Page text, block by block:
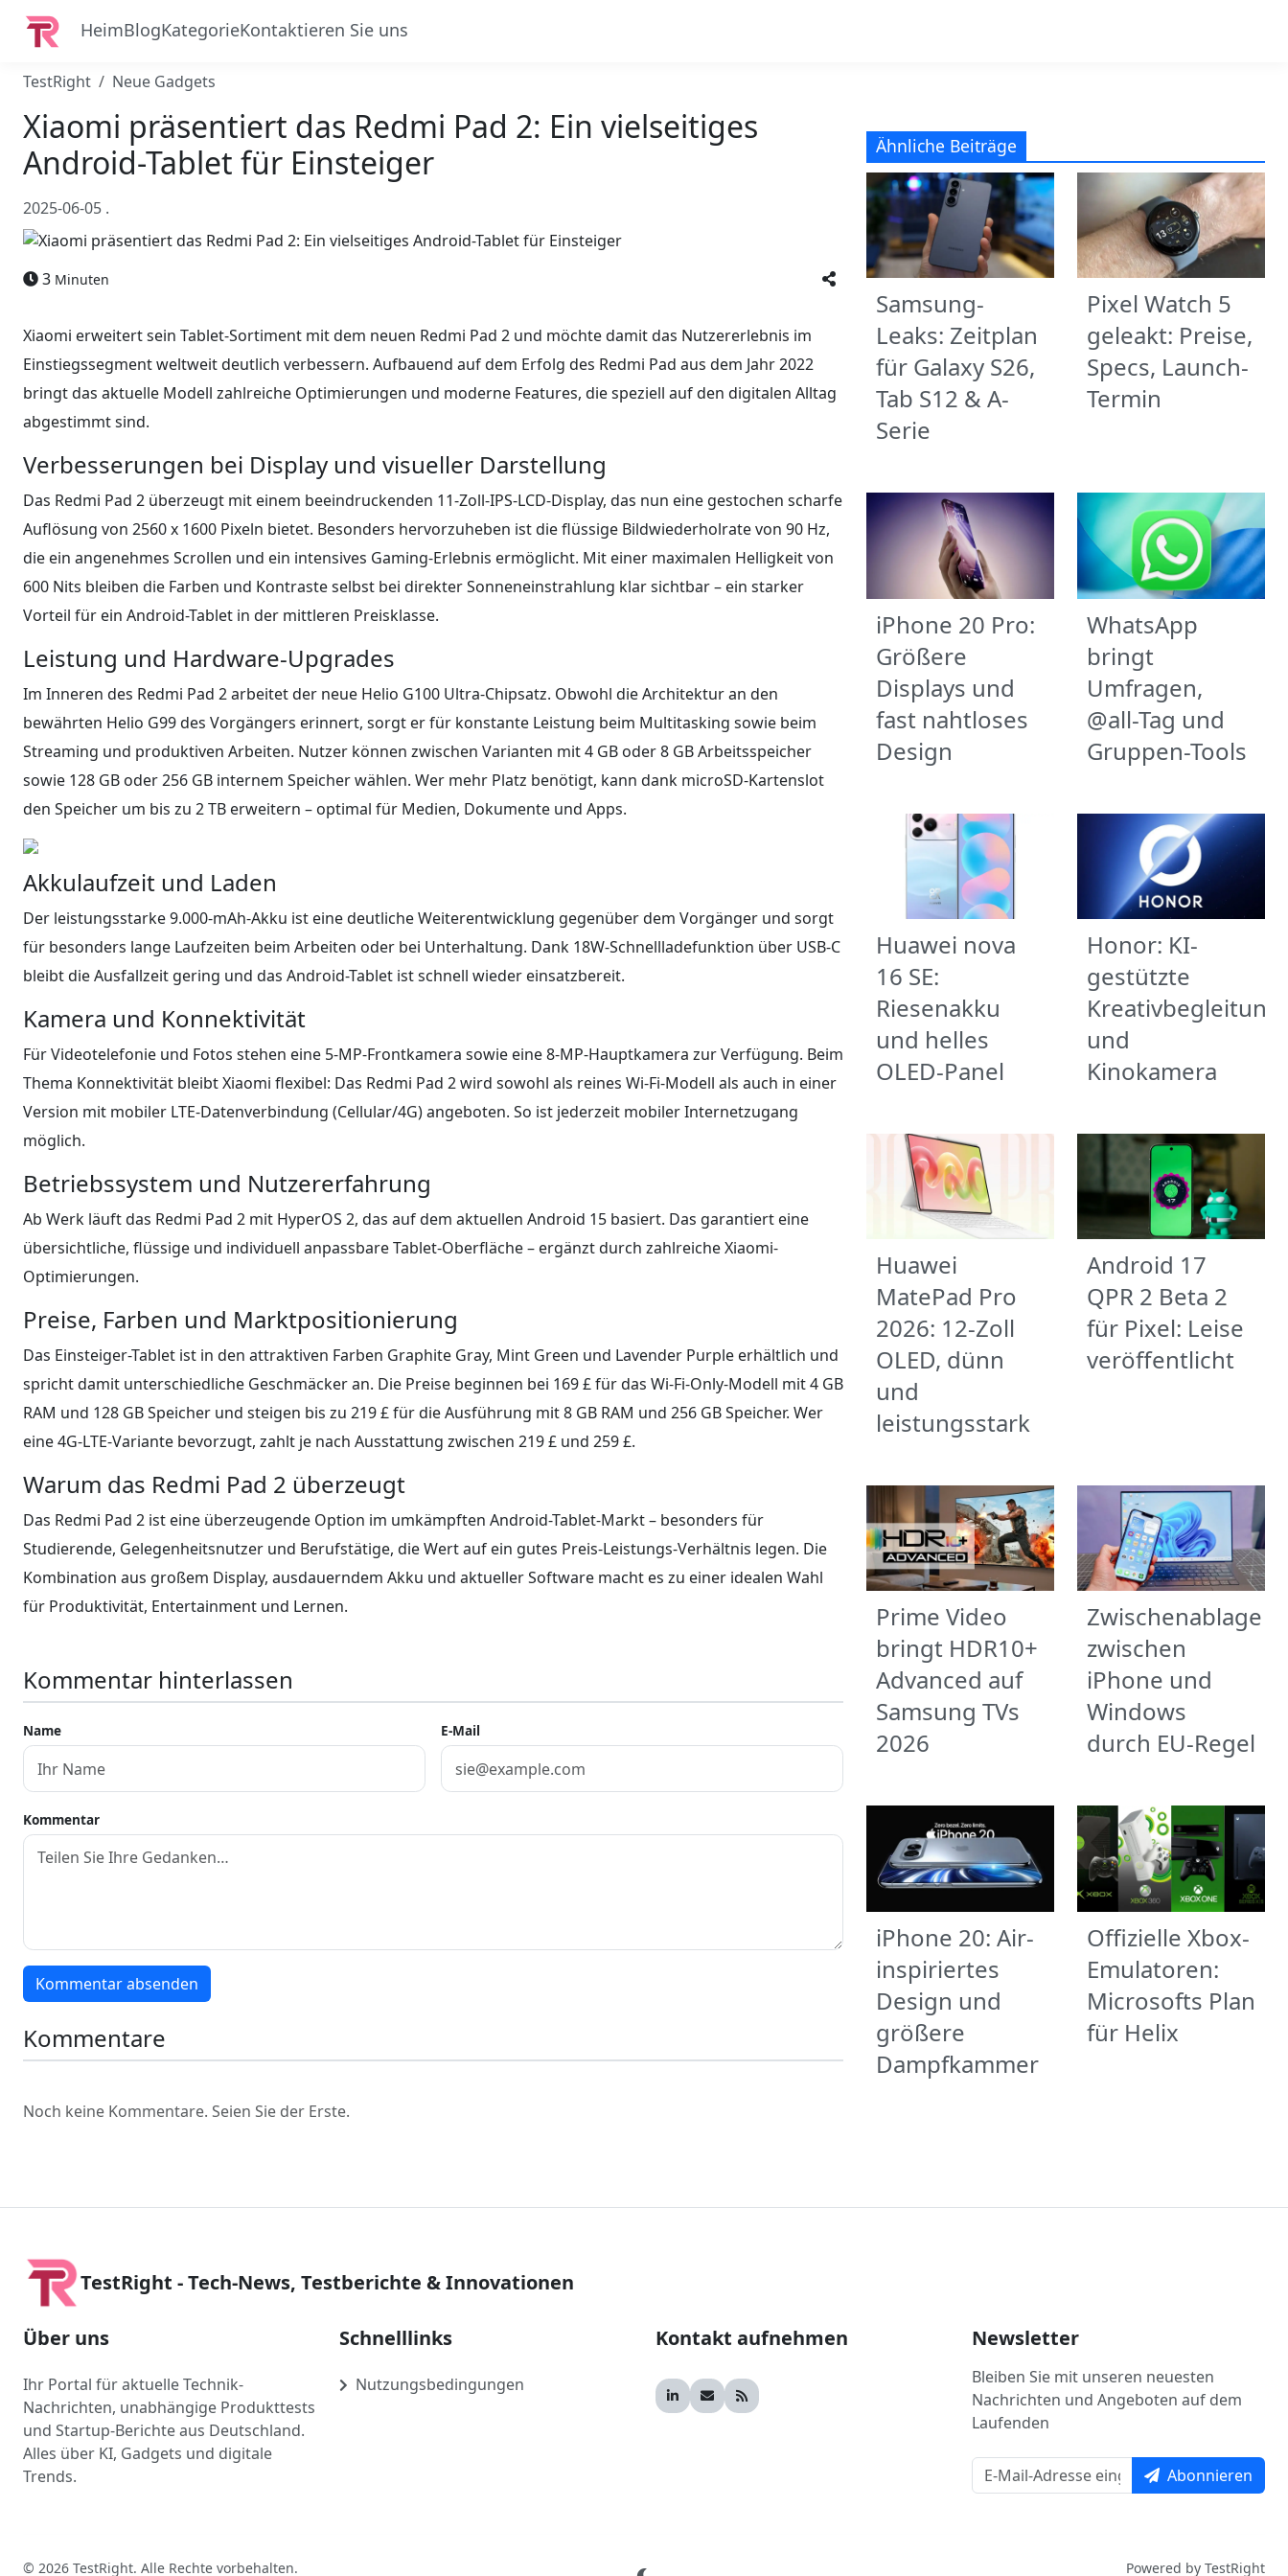
HeimBlogKategorieKontaktieren Sie uns
TestRight Neue Gadgets
Xiaomi präsentiert das Redmi Pad 2: Ein vielseitiges
Android-Tablet für Einsteiger
2025-06-05 .
3 Minuten
Xiaomi erweitert sein Tablet-Sortiment mit dem neuen Redmi Pad 2 und möchte damit das Nutzererlebnis im
Einstiegssegment weltweit deutlich verbessern. Aufbauend auf dem Erfolg des Redmi Pad aus dem Jahr 2022
bringt das aktuelle Modell zahlreiche Optimierungen und moderne Features, die speziell auf den digitalen Alltag
abgestimmt sind.
Verbesserungen bei Display und visueller Darstellung
Das Redmi Pad 2 überzeugt mit einem beeindruckenden 11-Zoll-IPS-LCD-Display, das nun eine gestochen scharfe
Auflösung von 2560 x 1600 Pixeln bietet. Besonders hervorzuheben ist die flüssige Bildwiederholrate von 90 Hz,
die ein angenehmes Scrollen und ein intensives Gaming-Erlebnis ermöglicht. Mit einer maximalen Helligkeit von
600 Nits bleiben die Farben und Kontraste selbst bei direkter Sonneneinstrahlung klar sichtbar – ein starker
Vorteil für ein Android-Tablet in der mittleren Preisklasse.
Leistung und Hardware-Upgrades
Im Inneren des Redmi Pad 2 arbeitet der neue Helio G100 Ultra-Chipsatz. Obwohl die Architektur an den
bewährten Helio G99 des Vorgängers erinnert, sorgt er für konstante Leistung beim Multitasking sowie beim
Streaming und produktiven Arbeiten. Nutzer können zwischen Varianten mit 4 GB oder 8 GB Arbeitsspeicher
sowie 128 GB oder 256 GB internem Speicher wählen. Wer mehr Platz benötigt, kann dank microSD-Kartenslot
den Speicher um bis zu 2 TB erweitern – optimal für Medien, Dokumente und Apps.
Akkulaufzeit und Laden
Der leistungsstarke 9.000-mAh-Akku ist eine deutliche Weiterentwicklung gegenüber dem Vorgänger und sorgt
für besonders lange Laufzeiten beim Arbeiten oder bei Unterhaltung. Dank 18W-Schnellladefunktion über USB-C
bleibt die Ausfallzeit gering und das Android-Tablet ist schnell wieder einsatzbereit.
Kamera und Konnektivität
Für Videotelefonie und Fotos stehen eine 5-MP-Frontkamera sowie eine 8-MP-Hauptkamera zur Verfügung. Beim
Thema Konnektivität bleibt Xiaomi flexibel: Das Redmi Pad 2 wird sowohl als reines Wi-Fi-Modell als auch in einer
Version mit mobiler LTE-Datenverbindung (Cellular/4G) angeboten. So ist jederzeit mobiler Internetzugang
möglich.
Betriebssystem und Nutzererfahrung
Ab Werk läuft das Redmi Pad 2 mit HyperOS 2, das auf dem aktuellen Android 15 basiert. Das garantiert eine
übersichtliche, flüssige und individuell anpassbare Tablet-Oberfläche – ergänzt durch zahlreiche Xiaomi-
Optimierungen.
Preise, Farben und Marktpositionierung
Das Einsteiger-Tablet ist in den attraktiven Farben Graphite Gray, Mint Green und Lavender Purple erhältlich und
spricht damit unterschiedliche Geschmäcker an. Die Preise beginnen bei 169 £ für das Wi-Fi-Only-Modell mit 4 GB
RAM und 128 GB Speicher und steigen bis zu 219 £ für die Ausführung mit 8 GB RAM und 256 GB Speicher. Wer
eine 4G-LTE-Variante bevorzugt, zahlt je nach Ausstattung zwischen 219 £ und 259 £.
Warum das Redmi Pad 2 überzeugt
Das Redmi Pad 2 ist eine überzeugende Option im umkämpften Android-Tablet-Markt – besonders für
Studierende, Gelegenheitsnutzer und Berufstätige, die Wert auf ein gutes Preis-Leistungs-Verhältnis legen. Die
Kombination aus großem Display, ausdauerndem Akku und aktueller Software macht es zu einer idealen Wahl
für Produktivität, Entertainment und Lernen.
Kommentar hinterlassen
Name E-Mail
Kommentar
Kommentar absenden
Kommentare
Noch keine Kommentare. Seien Sie der Erste.
Ähnliche Beiträge
Samsung-
Leaks: Zeitplan
für Galaxy S26,
Tab S12 & A-
Serie
Pixel Watch 5
geleakt: Preise,
Specs, Launch-
Termin
iPhone 20 Pro:
Größere
Displays und
fast nahtloses
Design
WhatsApp
bringt
Umfragen,
@all-Tag und
Gruppen-Tools
Huawei nova
16 SE:
Riesenakku
und helles
OLED-Panel
Honor: KI-
gestützte
Kreativbegleitung
und
Kinokamera
Huawei
MatePad Pro
2026: 12-Zoll
OLED, dünn
und
leistungsstark
Android 17
QPR 2 Beta 2
für Pixel: Leise
veröffentlicht
Prime Video
bringt HDR10+
Advanced auf
Samsung TVs
2026
Zwischenablage
zwischen
iPhone und
Windows
durch EU-Regel
iPhone 20: Air-
inspiriertes
Design und
größere
Dampfkammer
Offizielle Xbox-
Emulatoren:
Microsofts Plan
für Helix
TestRight - Tech-News, Testberichte & Innovationen
Über uns
Ihr Portal für aktuelle Technik-
Nachrichten, unabhängige Produkttests
und Startup-Berichte aus Deutschland.
Alles über KI, Gadgets und digitale
Trends.
Schnelllinks
Nutzungsbedingungen
Kontakt aufnehmen Newsletter
Bleiben Sie mit unseren neuesten
Nachrichten und Angeboten auf dem
Laufenden
Abonnieren
© 2026 TestRight. Alle Rechte vorbehalten. Powered by TestRight